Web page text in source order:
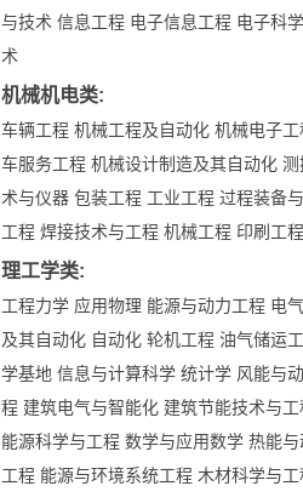
与技术 信息工程 电子信息工程 电子科
术
机械机电类:
车辆工程 机械工程及自动化 机械电子工
车服务工程 机械设计制造及其自动化 测
术与仪器 包装工程 工业工程 过程装备
工程 焊接技术与工程 机械工程 印刷工程
理工学类:
工程力学 应用物理 能源与动力工程 电
及其自动化 自动化 轮机工程 油气储运
学基地 信息与计算科学 统计学 风能与
程 建筑电气与智能化 建筑节能技术与工
能源科学与工程 数学与应用数学 热能与
工程 能源与环境系统工程 木材科学与工